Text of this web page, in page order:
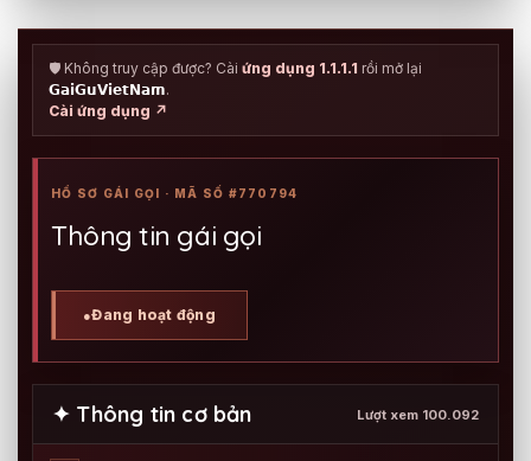
🛡️ Không truy cập được? Cài ứng dụng 1.1.1.1 rồi mở lại
𝗚𝗮𝗶𝗚𝘂𝗩𝗶𝗲𝘁𝗡𝗮𝗺.
Cài ứng dụng ↗
HỒ SƠ GÁI GỌI · MÃ SỐ #770794
Thông tin gái gọi
●Đang hoạt động
✦ Thông tin cơ bản Lượt xem 100.092